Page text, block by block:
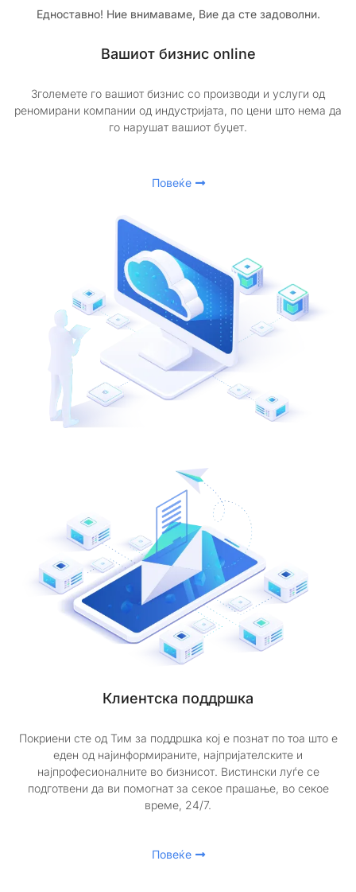
Едноставно! Ние внимаваме, Вие да сте задоволни.
Вашиот бизнис online
Зголемете го вашиот бизнис со производи и услуги од
реномирани компании од индустријата, по цени што нема да
го нарушат вашиот буџет.
Повеќе
Клиентска поддршка
Покриени сте од Тим за поддршка кој е познат по тоа што е
еден од најинформираните, најпријателските и
најпрофесионалните во бизнисот. Вистински луѓе се
подготвени да ви помогнат за секое прашање, во секое
време, 24/7.
Повеќе